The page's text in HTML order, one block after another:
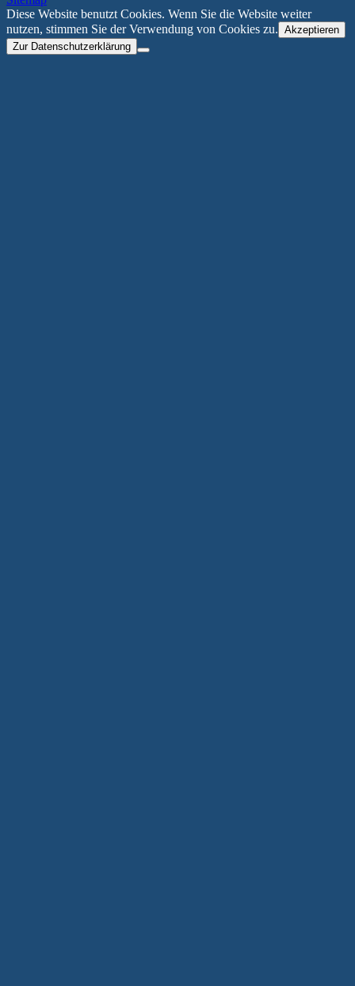
Diese Website benutzt Cookies. Wenn Sie die Website weiter
nutzen, stimmen Sie der Verwendung von Cookies zu. Akzeptieren
Zur Datenschutzerklärung